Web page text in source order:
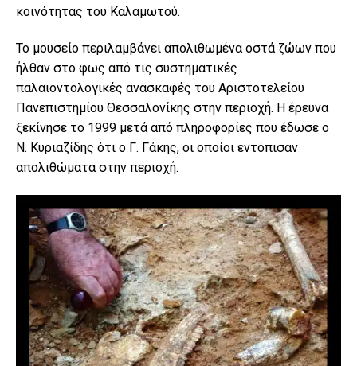
κοινότητας του Καλαμωτού.
Το μουσείο περιλαμβάνει απολιθωμένα οστά ζώων που
ήλθαν στο φως από τις συστηματικές
παλαιοντολογικές ανασκαφές του Αριστοτελείου
Πανεπιστημίου Θεσσαλονίκης στην περιοχή. Η έρευνα
ξεκίνησε το 1999 μετά από πληροφορίες που έδωσε ο
Ν. Κυριαζίδης ότι ο Γ. Γάκης, οι οποίοι εντόπισαν
απολιθώματα στην περιοχή.